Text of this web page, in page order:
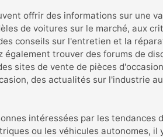
offrir des informations sur une
de voitures sur le marché, aux
conseils sur l'entretien et la
également trouver des forums de
sites de vente de pièces
des actualités sur l'industrie
intéressées par les tendances
ou les véhicules autonomes, il